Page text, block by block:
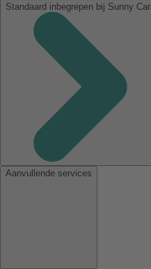
Standaard inbegrepen bij Sunny
Aanvullende services